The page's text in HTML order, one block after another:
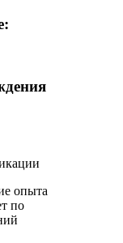
опыта
по